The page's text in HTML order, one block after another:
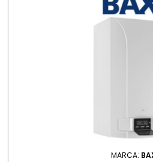
MARCA: